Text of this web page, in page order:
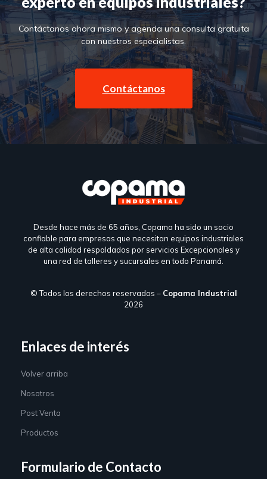
Contáctanos ahora mismo y agenda una consulta gratuita
con nuestros especialistas.
Contáctanos
Desde hace más de 65 años, Copama ha sido un socio
confiable para empresas que necesitan equipos industriales
de alta calidad respaldados por servicios Excepcionales y
una red de talleres y sucursales en todo Panamá.
© Todos los derechos reservados – Copama Industrial
2026
Enlaces de interés
Volver arriba
Nosotros
Post Venta
Productos
Formulario de Contacto